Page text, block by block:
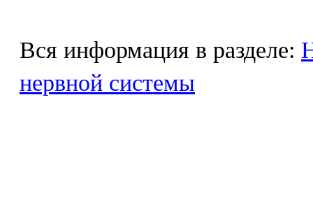
Вся информация в разделе:
нервной системы